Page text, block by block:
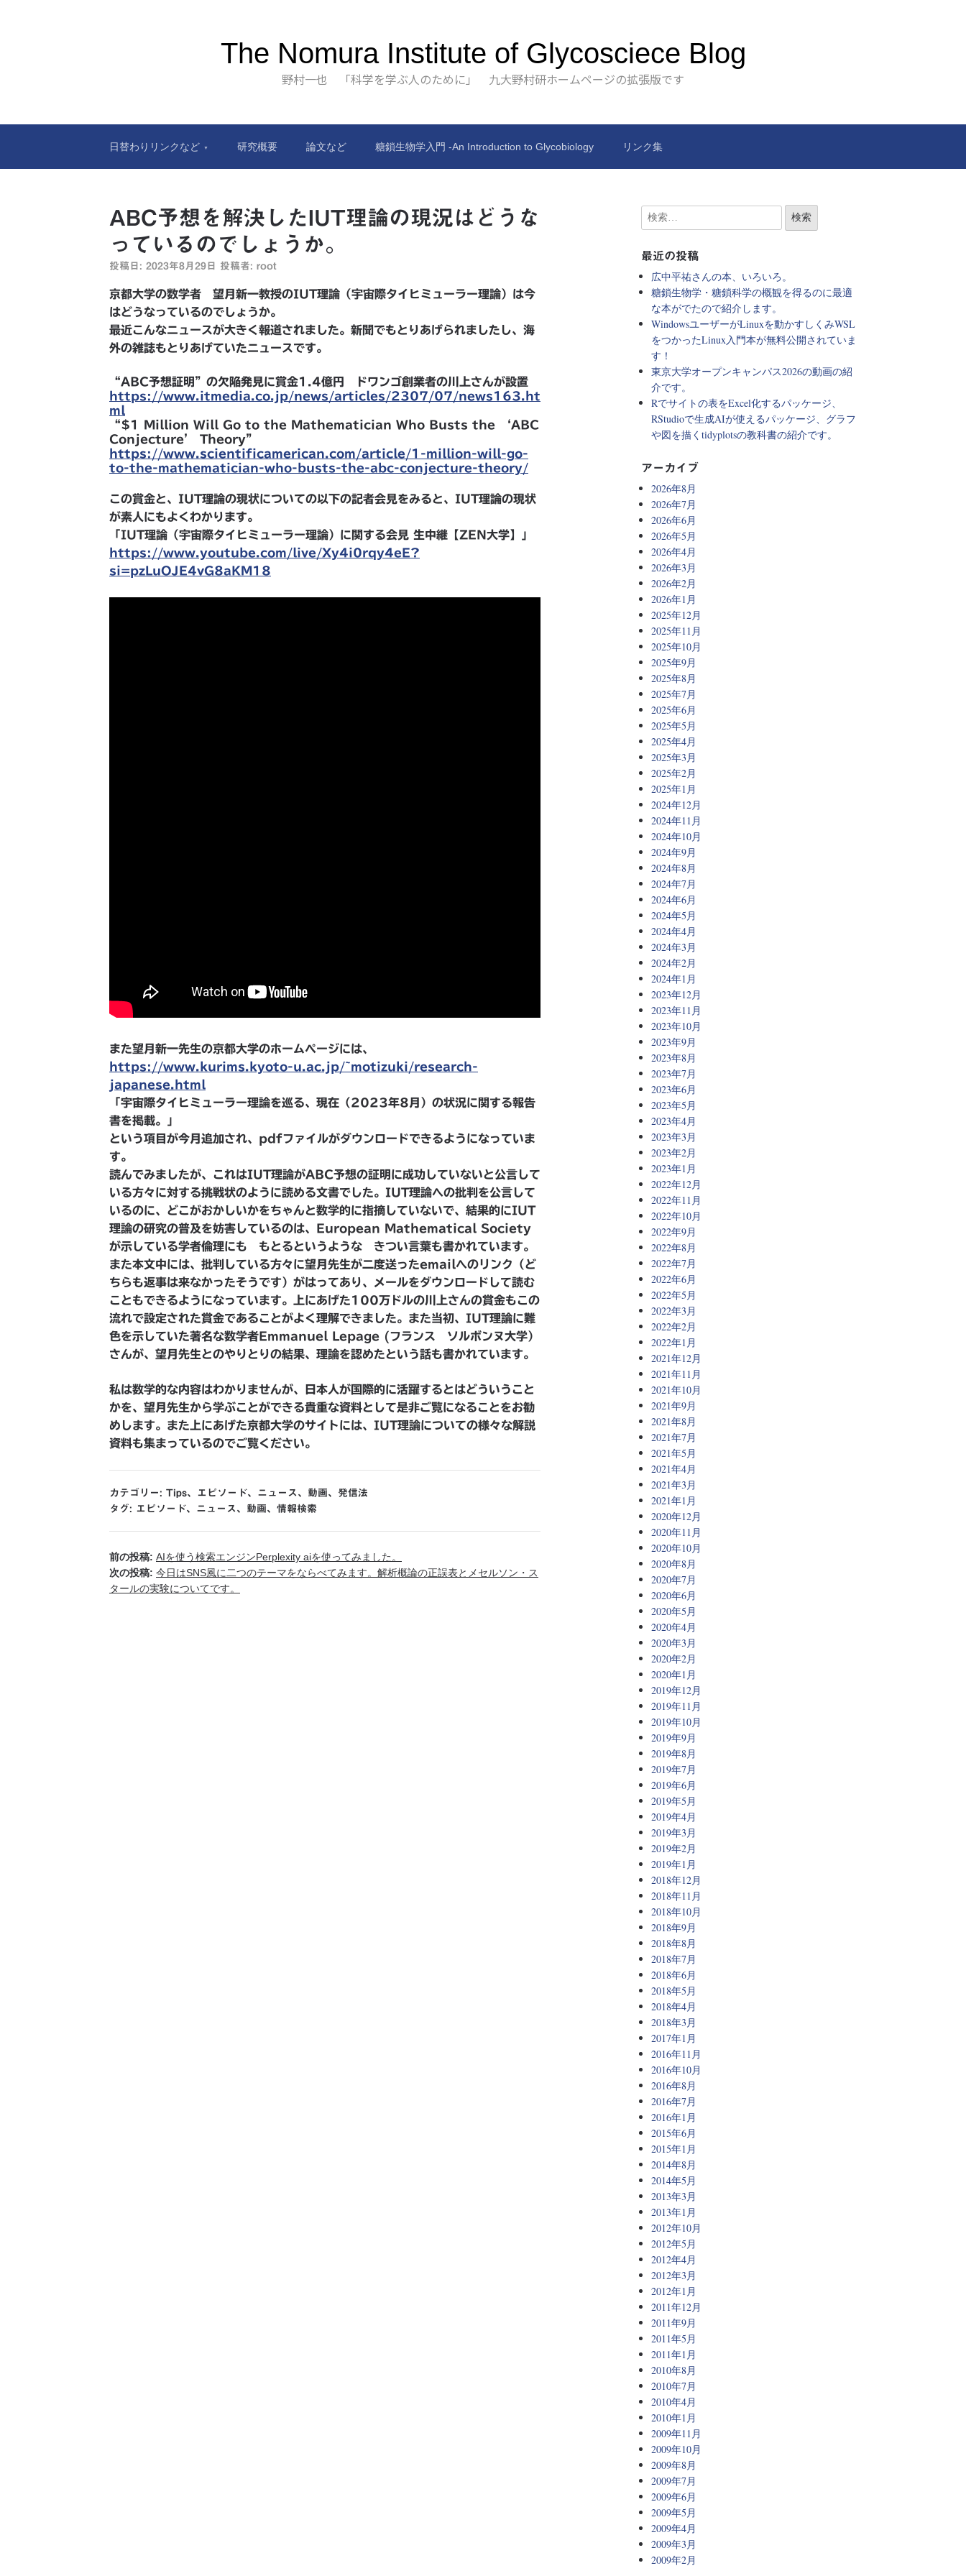
The Nomura Institute of Glycosciece Blog
野村一也 「科学を学ぶ人のために」 九大野村研ホームページの拡張版です
日替わりリンクなど 研究概要 論文など 糖鎖生物学入門 -An Introduction to Glycobiology リンク集
ABC予想を解決したIUT理論の現況はどうな
っているのでしょうか。
投稿日: 2023年8月29日 投稿者: root
京都大学の数学者 望月新一教授のIUT理論（宇宙際タイヒミューラー理論）は今
はどうなっているのでしょうか。
最近こんなニュースが大きく報道されました。新聞でもとりあげられましたし、海
外の雑誌もとりあげていたニュースです。
“ABC予想証明”の欠陥発見に賞金1.4億円 ドワンゴ創業者の川上さんが設置
https://www.itmedia.co.jp/news/articles/2307/07/news163.ht
ml
“$1 Million Will Go to the Mathematician Who Busts the ‘ABC
Conjecture’ Theory”
https://www.scientificamerican.com/article/1-million-will-go-
to-the-mathematician-who-busts-the-abc-conjecture-theory/
この賞金と、IUT理論の現状についての以下の記者会見をみると、IUT理論の現状
が素人にもよくわかります。
「IUT理論（宇宙際タイヒミューラー理論）に関する会見 生中継【ZEN大学】」
https://www.youtube.com/live/Xy4i0rqy4eE?
si=pzLuOJE4vG8aKM18
また望月新一先生の京都大学のホームページには、
https://www.kurims.kyoto-u.ac.jp/~motizuki/research-
japanese.html
「宇宙際タイヒミューラー理論を巡る、現在（2023年8月）の状況に関する報告
書を掲載。」
という項目が今月追加され、pdfファイルがダウンロードできるようになっていま
す。
読んでみましたが、これはIUT理論がABC予想の証明に成功していないと公言して
いる方々に対する挑戦状のように読める文書でした。IUT理論への批判を公言して
いるのに、どこがおかしいかをちゃんと数学的に指摘していないで、結果的にIUT
理論の研究の普及を妨害しているのは、European Mathematical Society
が示している学者倫理にも もとるというような きつい言葉も書かれています。
また本文中には、批判している方々に望月先生が二度送ったemailへのリンク（ど
ちらも返事は来なかったそうです）がはってあり、メールをダウンロードして読む
こともできるようになっています。上にあげた100万ドルの川上さんの賞金もこの
流れで設定された賞金であることがよく理解できました。また当初、IUT理論に難
色を示していた著名な数学者Emmanuel Lepage (フランス ソルボンヌ大学）
さんが、望月先生とのやりとりの結果、理論を認めたという話も書かれています。
私は数学的な内容はわかりませんが、日本人が国際的に活躍するとはどういうこと
かを、望月先生から学ぶことができる貴重な資料として是非ご覧になることをお勧
めします。また上にあげた京都大学のサイトには、IUT理論についての様々な解説
資料も集まっているのでご覧ください。
カテゴリー: Tips、 エピソード、 ニュース 、 動画、 発信法
タグ: エピソード、 ニュース 、 動画、 情報検索
前の投稿: AIを使う検索エンジンPerplexity aiを使ってみました。
次の投稿: 今日はSNS風に二つのテーマをならべてみます。解析概論の正誤表とメセルソン・ス
タールの実験についてです。
最近の投稿
広中平祐さんの本、いろいろ。
糖鎖生物学・糖鎖科学の概観を得るのに最適
な本がでたので紹介します。
WindowsユーザーがLinuxを動かすしくみWSL
をつかったLinux入門本が無料公開されていま
す！
東京大学オープンキャンパス2026の動画の紹
介です。
Rでサイトの表をExcel化するパッケージ、
RStudioで生成AIが使えるパッケージ、グラフ
や図を描くtidyplotsの教科書の紹介です。
アーカイブ
2026年8月
2026年7月
2026年6月
2026年5月
2026年4月
2026年3月
2026年2月
2026年1月
2025年12月
2025年11月
2025年10月
2025年9月
2025年8月
2025年7月
2025年6月
2025年5月
2025年4月
2025年3月
2025年2月
2025年1月
2024年12月
2024年11月
2024年10月
2024年9月
2024年8月
2024年7月
2024年6月
2024年5月
2024年4月
2024年3月
2024年2月
2024年1月
2023年12月
2023年11月
2023年10月
2023年9月
2023年8月
2023年7月
2023年6月
2023年5月
2023年4月
2023年3月
2023年2月
2023年1月
2022年12月
2022年11月
2022年10月
2022年9月
2022年8月
2022年7月
2022年6月
2022年5月
2022年3月
2022年2月
2022年1月
2021年12月
2021年11月
2021年10月
2021年9月
2021年8月
2021年7月
2021年5月
2021年4月
2021年3月
2021年1月
2020年12月
2020年11月
2020年10月
2020年8月
2020年7月
2020年6月
2020年5月
2020年4月
2020年3月
2020年2月
2020年1月
2019年12月
2019年11月
2019年10月
2019年9月
2019年8月
2019年7月
2019年6月
2019年5月
2019年4月
2019年3月
2019年2月
2019年1月
2018年12月
2018年11月
2018年10月
2018年9月
2018年8月
2018年7月
2018年6月
2018年5月
2018年4月
2018年3月
2017年1月
2016年11月
2016年10月
2016年8月
2016年7月
2016年1月
2015年6月
2015年1月
2014年8月
2014年5月
2013年3月
2013年1月
2012年10月
2012年5月
2012年4月
2012年3月
2012年1月
2011年12月
2011年9月
2011年5月
2011年1月
2010年8月
2010年7月
2010年4月
2010年1月
2009年11月
2009年10月
2009年8月
2009年7月
2009年6月
2009年5月
2009年4月
2009年3月
2009年2月